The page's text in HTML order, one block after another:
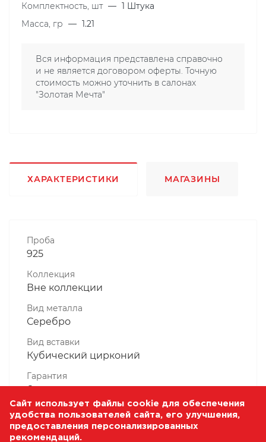
Комплектность, шт — 1 Штука
Масса, гр — 1.21
Вся информация представлена справочно
и не является договором оферты. Точную
стоимость можно уточнить в салонах
"Золотая Мечта"
ХАРАКТЕРИСТИКИ МАГАЗИНЫ
Проба
925
Коллекция
Вне коллекции
Вид металла
Серебро
Вид вставки
Кубический цирконий
Гарантия
6 месяцев
Комплектность, шт
1 Штука
Сайт использует файлы cookie для обеспечения
удобства пользователей сайта, его улучшения,
предоставления персонализированных
рекомендаций.